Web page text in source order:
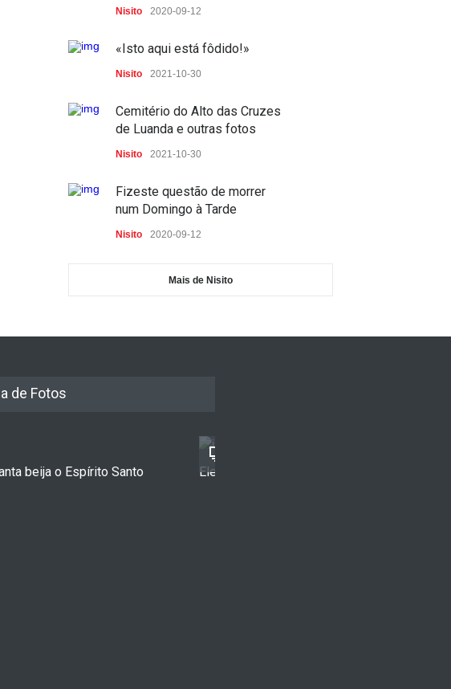
Nisito 2020-09-12
«Isto aqui está fôdido!»
Nisito 2021-10-30
Cemitério do Alto das Cruzes
de Luanda e outras fotos
Nisito 2021-10-30
Fizeste questão de morrer
num Domingo à Tarde
Nisito 2020-09-12
Mais de Nisito
de Fotos
beija o Espírito Santo Ele tinha um sonho...